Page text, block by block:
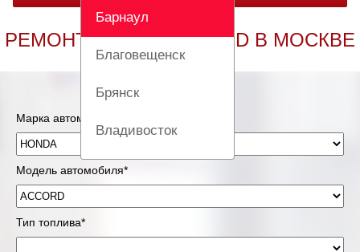
Барнаул
Благовещенск
Брянск
Владивосток
Вологда
Екатеринбург
РЕМОНТ HONDA ACCORD В МОСКВЕ
Марка автомобиля*
Модель автомобиля*
Тип топлива*